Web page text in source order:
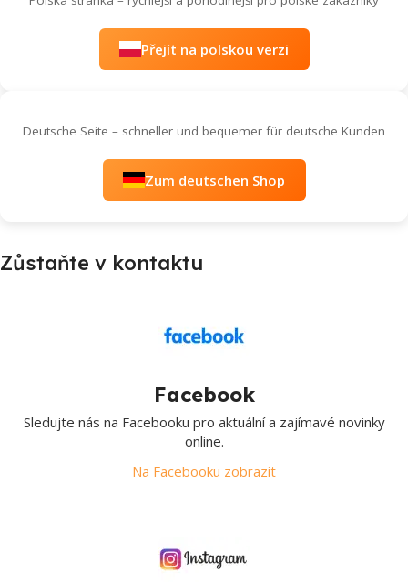
Přejít na polskou verzi
Deutsche Seite – schneller und bequemer für deutsche Kunden
Zum deutschen Shop
Zůstaňte v kontaktu
Facebook
Sledujte nás na Facebooku pro aktuální a zajímavé novinky
online.
Na Facebooku zobrazit